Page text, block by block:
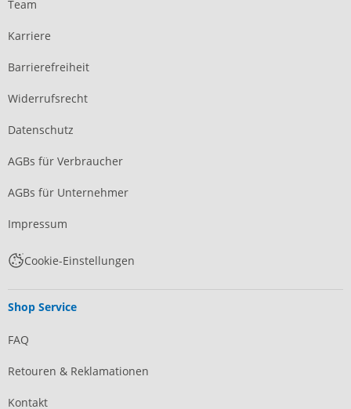
Team
Karriere
Barrierefreiheit
Widerrufsrecht
Datenschutz
AGBs für Verbraucher
AGBs für Unternehmer
Impressum
Cookie-Einstellungen
Shop Service
FAQ
Retouren & Reklamationen
Kontakt